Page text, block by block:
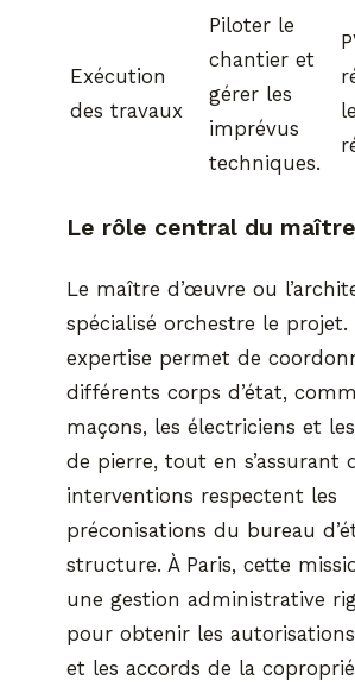
Exécution
des travaux
Piloter le
chantier et
gérer les
imprévus
techniques.
Le rôle central du
Le maître d’œuvre ou
spécialisé orchestre le projet.
expertise permet de
différents corps d’état,
maçons, les électriciens et
de pierre, tout en s’assurant
interventions respectent les
préconisations du bureau
structure. À Paris, cette
une gestion administrative
pour obtenir les
et les accords de la